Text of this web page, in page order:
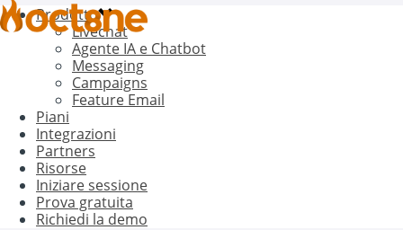
Prodotto
Livechat
Agente IA e Chatbot
Messaging
Campaigns
Feature Email
Piani
Integrazioni
Partners
Risorse
Iniziare sessione
Prova gratuita
Richiedi la demo